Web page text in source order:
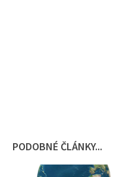
PODOBNÉ ČLÁNKY...